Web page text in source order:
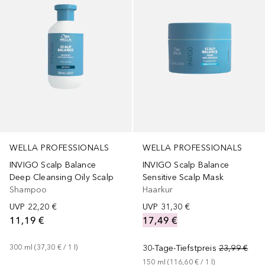
WELLA PROFESSIONALS
INVIGO Scalp Balance
Deep Cleansing Oily Scalp
Shampoo
UVP 22,20 €
11,19 €
300 ml (37,30 € / 1 l)
WELLA PROFESSIONALS
INVIGO Scalp Balance
Sensitive Scalp Mask
Haarkur
UVP 31,30 €
17,49 €
30-Tage-Tiefstpreis 23,99 €
150 ml (116,60 € / 1 l)